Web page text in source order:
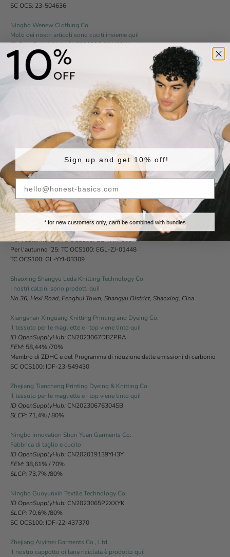
SC OCS: 23-504636
Ningbo Wenew Clothing Co.
Molti dei nostri articoli sono cuciti insieme qui!
ID OpenSupplyHub:CN2020336KXW69W
BSCI:
C: Accettabile
36,93% /70%
Per l'autunno '25: TC OCS100: IDF-25-865219
TC OCS100: IDF-25-775047
Per l'autunno '24: TC OCS100: IDF-24-674529
Ningbo Rongzhi Clothes Co.
La nostra biancheria intima, le magliette e molti altri articoli vengono
ID OpenSupplyHub:CN20201914J4H9M
37,89% / 70%
SC: USB TEX4614-MUL-2023-02
SC OCS & GRS: USB TEX4614-MUL-2023-09
SC GRS: USB-00100190-MUL-2304
Ningbo Aoqi Technological Knitting CO., Ltd
I nostri articoli a maglia, come il maglione a maglia pesante e il maglione a
collo alto, sono prodotti qui!
No. 341, Wulipai, Zhenhai District, Ningbo, Cina
Per l'autunno '24: TC OCS100: GL-YHK-00674
Per l'autunno '25: TC OCS100: EGL-ZJ-01448
TC OCS100: GL-YYJ-03309
Shaoxing Shangyu Leda Knitting Technology Co.
I nostri calzini sono prodotti qui!
No.36, Hexi Road, Fenghui Town, Shangyu District, Shaoxing, Cina
Xiangshan Xinguang Knitting Printing and Dyeing Co.
Il tessuto per le magliette e i top viene tinto qui!
ID OpenSupplyHub: CN2023067DBZPRA
FEM: 58,44% /70%
Membro di ZDHC e del Programma di riduzione delle emissioni di carbonio
SC OCS100: IDF-23-549430
Zhejiang Tiancheng Printing Dyeing & Knitting Co.
Il tessuto per le magliette e i top viene tinto qui!
ID OpenSupplyHub: CN20230676304SB
SLCP: 71,4% / 80%
Ningbo innovation Shun Yuan Garments Co.
Fabbrica di taglio e cucito
ID OpenSupplyHub: CN202019139YH3Y
FEM: 38,61% / 70%
SLCP: 73,7% /80%
Ningbo Guoyunxin Textile Technology Co.
ID OpenSupplyHub: CN2023065P2XXYK
SLCP: 70,6% /80%
SC OCS100: IDF-22-437370
Zhejiang Aiyimei Garments Co., Ltd.
Il nostro cappotto di lana riciclata è prodotto qui!
Sign up and get 10% off!
* for new customers only, can't be combined with bundles